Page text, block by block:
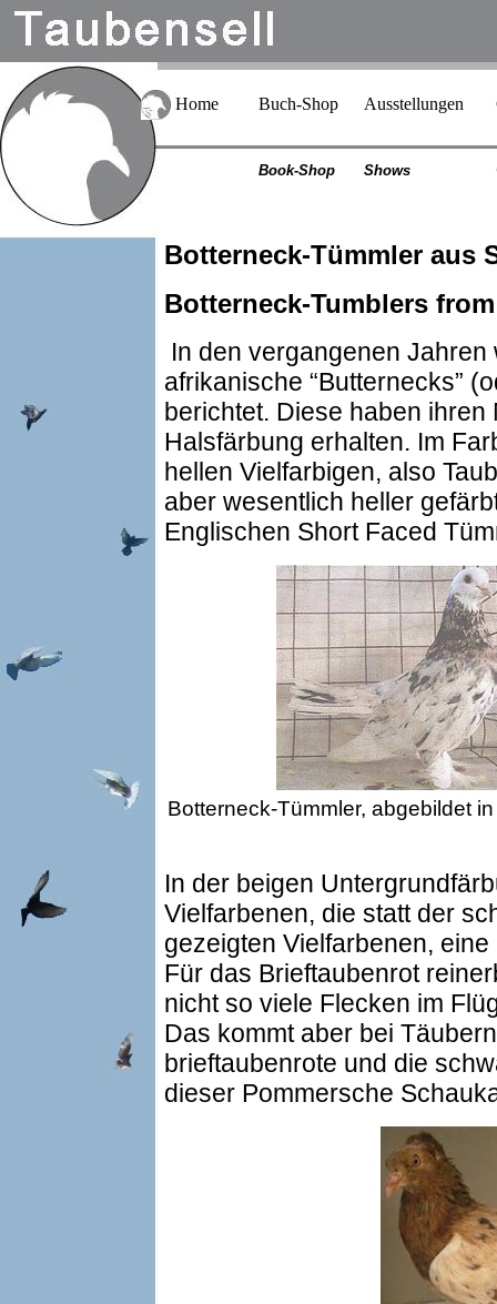
Home Buch-Shop Ausstellungen
Book-Shop Shows
Botterneck-Tümmler aus
Botterneck-Tumblers
In den vergangenen
afrikanische “Butternecks”
berichtet. Diese haben
Halsfärbung erhalten. Im
hellen Vielfarbigen, also
aber wesentlich heller
Englischen Short Faced
Botterneck-Tümmler, abgebildet
In der beigen
Vielfarbenen, die statt der
gezeigten Vielfarbenen,
Für das Brieftaubenrot
nicht so viele Flecken im
Das kommt aber bei
brieftaubenrote und die
dieser Pommersche